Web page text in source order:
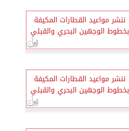
ننشر مواعيد القطارات المكيفة
بخطوط الوجهين البحري والقبلي
ننشر مواعيد القطارات المكيفة
بخطوط الوجهين البحري والقبلي